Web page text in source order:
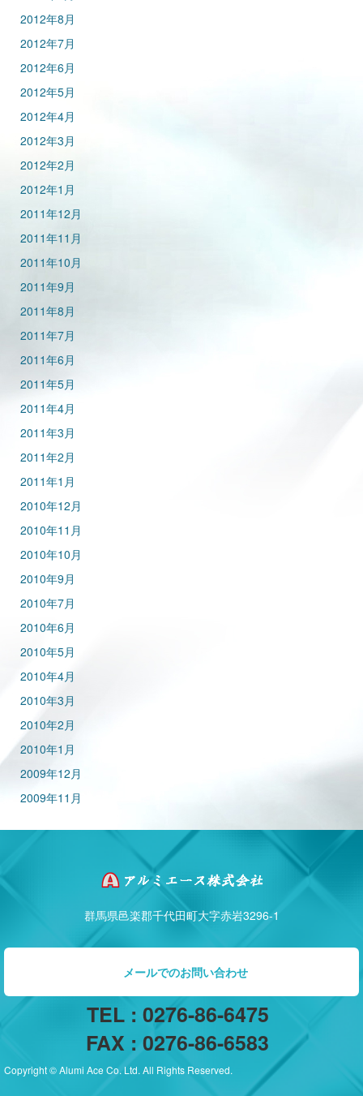
2012年8月
2012年7月
2012年6月
2012年5月
2012年4月
2012年3月
2012年2月
2012年1月
2011年12月
2011年11月
2011年10月
2011年9月
2011年8月
2011年7月
2011年6月
2011年5月
2011年4月
2011年3月
2011年2月
2011年1月
2010年12月
2010年11月
2010年10月
2010年9月
2010年7月
2010年6月
2010年5月
2010年4月
2010年3月
2010年2月
2010年1月
2009年12月
2009年11月
群馬県邑楽郡千代田町大字赤岩3296-1
メールでのお問い合わせ
TEL : 0276-86-6475
FAX : 0276-86-6583
Copyright © Alumi Ace Co. Ltd. All Rights Reserved.